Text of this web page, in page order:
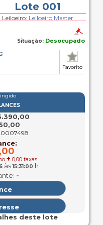
Lote 001
Leiloeiro: Leiloeiro Master
Favorito
Situação: Desocupado
0007498
+ 0,00 taxas
às15:31:00 h
-
deste lote